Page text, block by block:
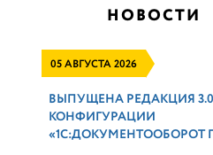
НОВОСТИ
05 АВГУСТА 2026
ВЫПУЩЕНА РЕДАКЦИЯ 3.0
КОНФИГУРАЦИИ
«1С:ДОКУМЕНТООБОРОТ